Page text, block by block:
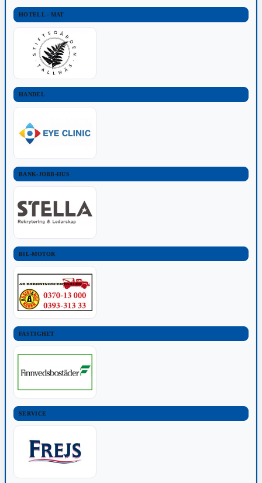
HOTELL - MAT
HANDEL
BANK-JOBB-HUS
BIL-MOTOR
FASTIGHET
SERVICE